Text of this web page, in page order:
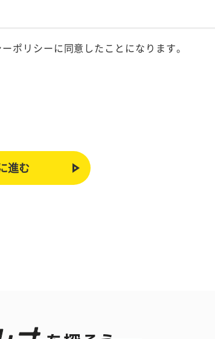
ポリシーに同意したことになります。